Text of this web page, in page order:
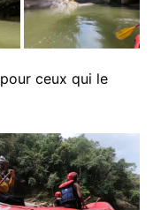
ceux qui le